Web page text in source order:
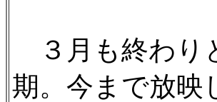
３月も終わり
期。今まで放映